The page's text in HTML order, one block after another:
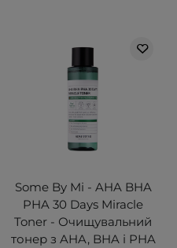
Some By Mi - AHA BHA
PHA 30 Days Miracle
Toner - Очищувальний
тонер з AHA, BHA і PHA